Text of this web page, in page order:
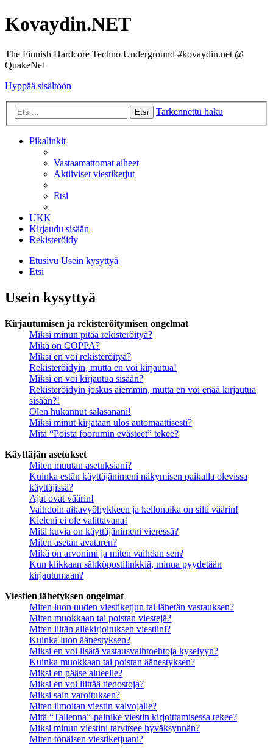
Kovaydin.NET
The Finnish Hardcore Techno Underground #kovaydin.net @
QuakeNet
Hyppää sisältöön
Etsi Tarkennettu haku
Pikalinkit
Vastaamattomat aiheet
Aktiiviset viestiketjut
Etsi
UKK
Kirjaudu sisään
Rekisteröidy
Etusivu Usein kysyttyä
Etsi
Usein kysyttyä
Kirjautumisen ja rekisteröitymisen ongelmat
Miksi minun pitää rekisteröityä?
Mikä on COPPA?
Miksi en voi rekisteröityä?
Rekisteröidyin, mutta en voi kirjautua!
Miksi en voi kirjautua sisään?
Rekisteröidyin joskus aiemmin, mutta en voi enää kirjautua
sisään?!
Olen hukannut salasanani!
Miksi minut kirjataan ulos automaattisesti?
Mitä “Poista foorumin evästeet” tekee?
Käyttäjän asetukset
Miten muutan asetuksiani?
Kuinka estän käyttäjänimeni näkymisen paikalla olevissa
käyttäjissä?
Ajat ovat väärin!
Vaihdoin aikavyöhykkeen ja kellonaika on silti väärin!
Kieleni ei ole valittavana!
Mitä kuvia on käyttäjänimeni vieressä?
Miten asetan avataren?
Mikä on arvonimi ja miten vaihdan sen?
Kun klikkaan sähköpostilinkkiä, minua pyydetään
kirjautumaan?
Viestien lähetyksen ongelmat
Miten luon uuden viestiketjun tai lähetän vastauksen?
Miten muokkaan tai poistan viestejä?
Miten liitän allekirjoituksen viestiini?
Kuinka luon äänestyksen?
Miksi en voi lisätä vastausvaihtoehtoja kyselyyn?
Kuinka muokkaan tai poistan äänestyksen?
Miksi en pääse alueelle?
Miksi en voi liittää tiedostoja?
Miksi sain varoituksen?
Miten ilmoitan viestin valvojalle?
Mitä “Tallenna”-painike viestin kirjoittamisessa tekee?
Miksi minun viestini tarvitsee hyväksynnän?
Miten tönäisen viestiketjuani?